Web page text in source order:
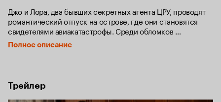
Джо и Лора, два бывших секретных агента ЦРУ, проводят
романтический отпуск на острове, где они становятся
свидетелями авиакатастрофы. Среди обломков
оказывается флешка с секретной информацией, забрав
которую пара моментально становится целью для всех
бы то ни стало убить предателей.
Полное описание
Трейлер